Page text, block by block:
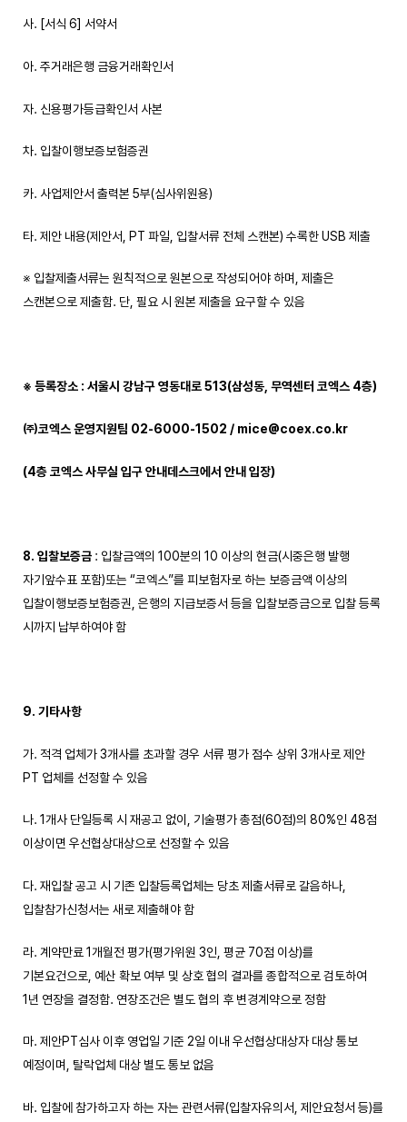
사. [서식 6] 서약서
아. 주거래은행 금융거래확인서
자. 신용평가등급확인서 사본
차. 입찰이행보증보험증권
카. 사업제안서 출력본 5부(심사위원용)
타. 제안 내용(제안서, PT 파일, 입찰서류 전체 스캔본) 수록한 USB 제출
※ 입찰제출서류는 원칙적으로 원본으로 작성되어야 하며, 제출은
스캔본으로 제출함. 단, 필요 시 원본 제출을 요구할 수 있음
※ 등록장소 : 서울시 강남구 영동대로513(삼성동, 무역센터 코엑스 4층)
㈜코엑스 운영지원팀 02-6000-1502 / mice@coex.co.kr
(4층 코엑스 사무실 입구 안내데스크에서 안내 입장)
8. 입찰보증금: 입찰금액의 100분의 10 이상의 현금(시중은행 발행
자기앞수표 포함)또는 “코엑스”를 피보험자로 하는 보증금액 이상의
입찰이행보증보험증권, 은행의 지급보증서 등을 입찰보증금으로 입찰 등록
시까지 납부하여야 함
9. 기타사항
가. 적격 업체가 3개사를 초과할 경우 서류 평가 점수 상위 3개사로 제안
PT 업체를 선정할 수 있음
나. 1개사 단일등록 시 재공고 없이, 기술평가 총점(60점)의 80%인 48점
이상이면 우선협상대상으로 선정할 수 있음
다. 재입찰 공고 시 기존 입찰등록업체는 당초 제출서류로 갈음하나,
입찰참가신청서는 새로 제출해야 함
라. 계약만료 1개월전 평가(평가위원 3인, 평균 70점 이상)를
기본요건으로, 예산 확보 여부 및 상호 협의 결과를 종합적으로 검토하여
1년 연장을 결정함. 연장조건은 별도 협의 후 변경계약으로 정함
마. 제안PT심사 이후 영업일 기준 2일 이내 우선협상대상자 대상 통보
예정이며, 탈락업체 대상 별도 통보 없음
바. 입찰에 참가하고자 하는 자는 관련서류(입찰자유의서, 제안요청서 등)를